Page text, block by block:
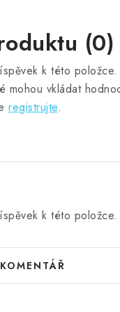
(0)
k této položce.
mohou vkládat
registrujte.
k této položce.